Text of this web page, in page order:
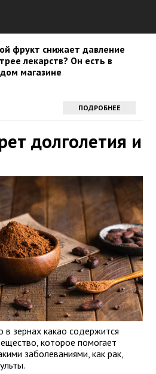
фрукт снижает давление
лекарств? Он есть в
магазине
ПОДРОБНЕЕ
долголетия и
зернах какао содержится
которое помогает
заболеваниями, как рак,